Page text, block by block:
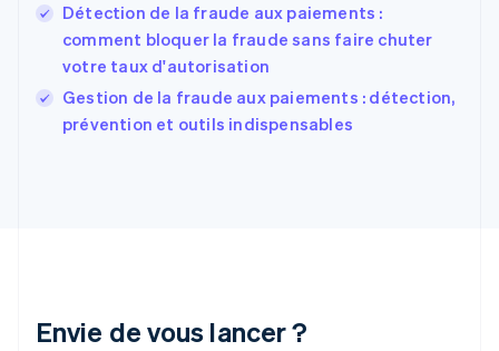
Détection de la fraude aux paiements :
comment bloquer la fraude sans faire chuter
votre taux d'autorisation
Gestion de la fraude aux paiements : détection,
prévention et outils indispensables
Envie de vous lancer ?
FrançaisEnglish
Gibraltar
English
Grèce
Hongrie
日本語 English